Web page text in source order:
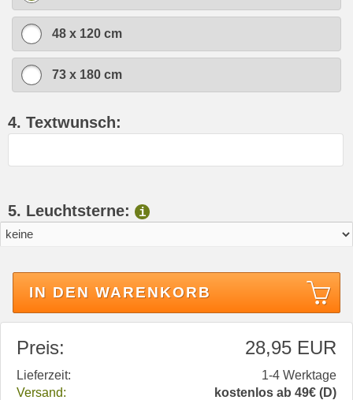
48 x 120 cm
73 x 180 cm
4. Textwunsch:
5. Leuchtsterne: i
IN DEN WARENKORB
Preis: 28,95 EUR
Lieferzeit:
1-4 Werktage
Versand:
kostenlos ab 49€ (D)